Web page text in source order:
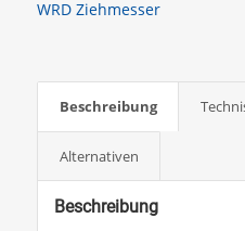
WRD Ziehmesser
Beschreibung
Alternativen
Beschreibung